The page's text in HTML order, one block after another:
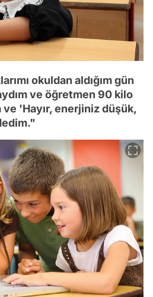
okuldan aldığım gün
ve öğretmen 90 kilo
ve 'Hayır, enerjiniz düşük,